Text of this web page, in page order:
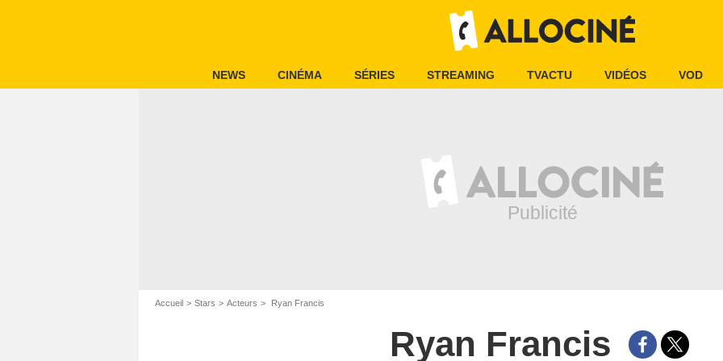
NEWS CINÉMA SÉRIES STREAMING TVACTU VIDÉOS VOD
Accueil Stars Acteurs Ryan Francis
Ryan Francis